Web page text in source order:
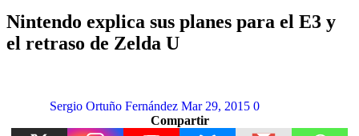
Nintendo explica sus planes para el E3 y
el retraso de Zelda U
Sergio Ortuño Fernández Mar 29, 2015 0
Compartir